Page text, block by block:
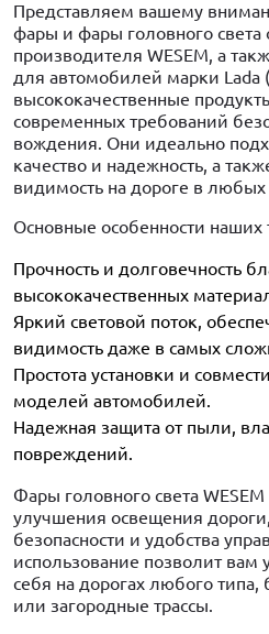
Представляем вашему
фары и фары головного света
производителя WESEM, а
для автомобилей марки Lada
высококачественные
современных требований
вождения. Они идеально
качество и надежность, а
видимость на дороге в любых
Основные особенности
Прочность и долговечность
высококачественных
Яркий световой поток,
видимость даже в самых
Простота установки и
моделей автомобилей.
Надежная защита от пыли,
повреждений.
Фары головного света
улучшения освещения
безопасности и удобства
использование позволит вам
себя на дорогах любого типа,
или загородные трассы.